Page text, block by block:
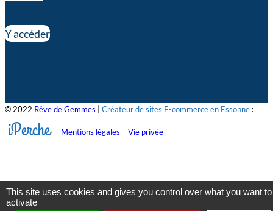
Y accéder
© 2022 Rêve de Gemmes Créateur de sites E-commerce en Essonne :
iPerche – Mentions légales –Vie privée
This site uses cookies and gives you control over what you want to
activate